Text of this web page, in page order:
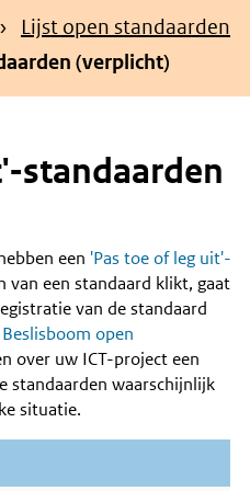
Lijst open standaarden
(verplicht)
standaarden
een 'Pas toe of leg uit'-
van een standaard klikt, gaat
van de standaard
Beslisboom open
over uw ICT-project een
standaarden waarschijnlijk
situatie.